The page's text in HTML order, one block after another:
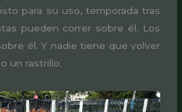
para su uso, temporada tras
pueden correr sobre él. Los
él. Y nadie tiene que volver
un rastrillo.